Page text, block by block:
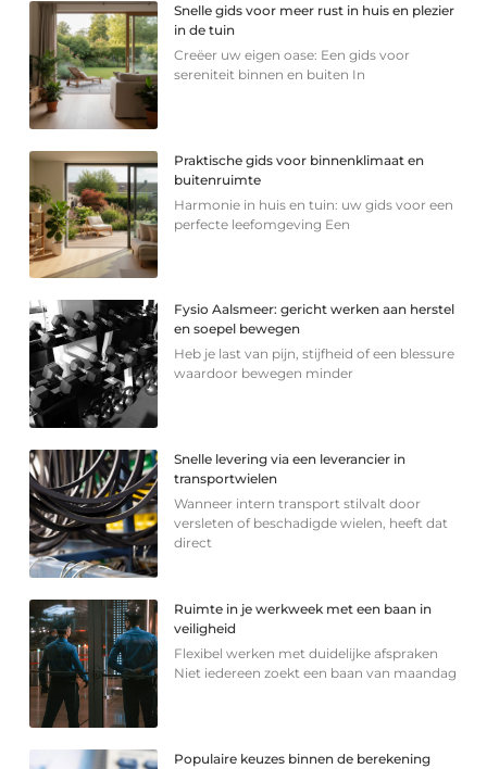
Snelle gids voor meer rust in huis en plezier
in de tuin
Creëer uw eigen oase: Een gids voor
sereniteit binnen en buiten In
Praktische gids voor binnenklimaat en
buitenruimte
Harmonie in huis en tuin: uw gids voor een
perfecte leefomgeving Een
Fysio Aalsmeer: gericht werken aan herstel
en soepel bewegen
Heb je last van pijn, stijfheid of een blessure
waardoor bewegen minder
Snelle levering via een leverancier in
transportwielen
Wanneer intern transport stilvalt door
versleten of beschadigde wielen, heeft dat
direct
Ruimte in je werkweek met een baan in
veiligheid
Flexibel werken met duidelijke afspraken
Niet iedereen zoekt een baan van maandag
Populaire keuzes binnen de berekening